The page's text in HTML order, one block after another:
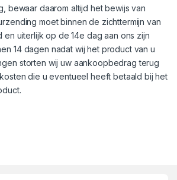
bewaar daarom altijd het bewijs van
moet binnen de zichttermijn van
en uiterlijk op de 14e dag aan ons zijn
14 dagen nadat wij het product van u
storten wij uw aankoopbedrag terug
die u eventueel heeft betaald bij het